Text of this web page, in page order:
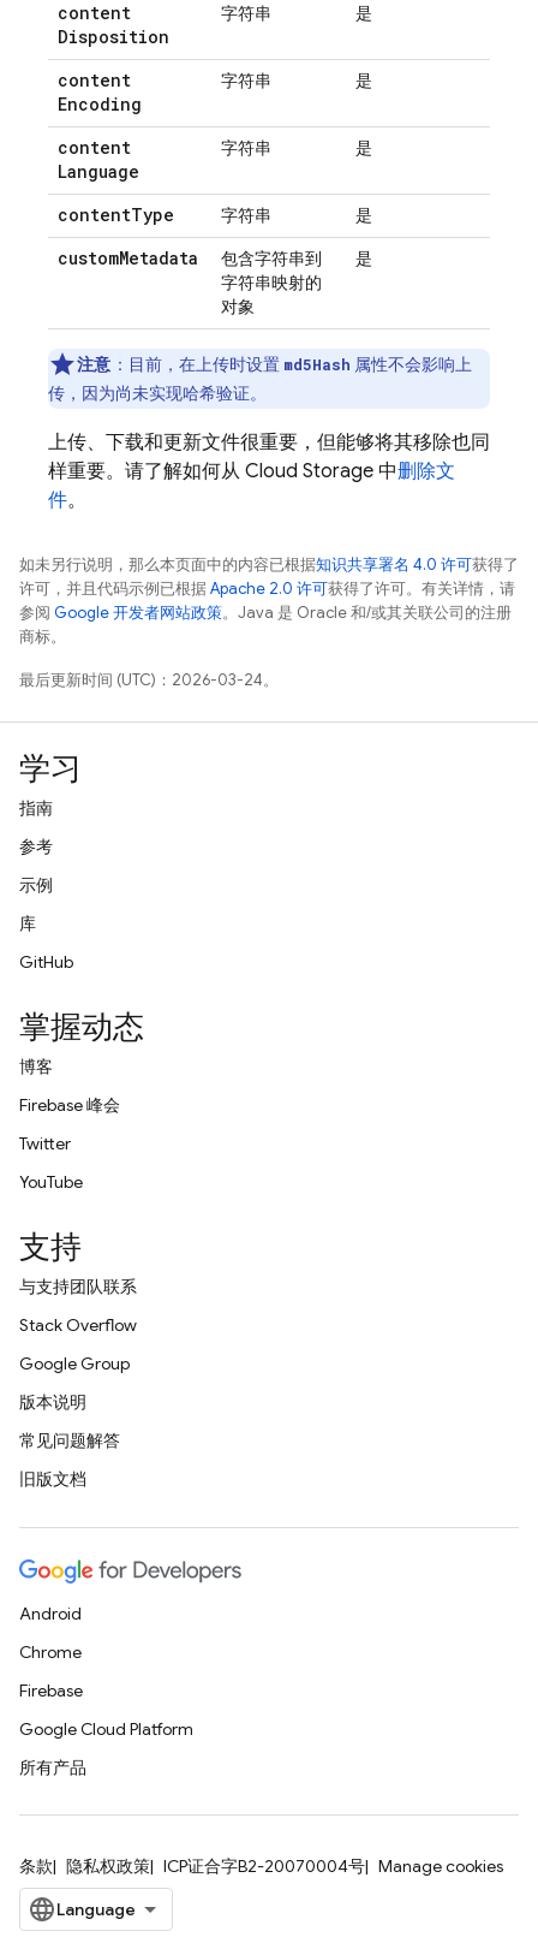
content
Disposition
字符串 是
content
Encoding
字符串 是
content
Language
字符串 是
contentType 字符串 是
customMetadata
包含字符串到
字符串映射的
对象
是
注意 ：目前，在上传时设置 md5Hash 属性不会影响上
传，因为尚未实现哈希验证。
上传、下载和更新文件很重要，但能够将其移除也同
样重要。请了解如何从 Cloud Storage 中删除文
件。
如未另行说明，那么本页面中的内容已根据知识共享署名 4.0 许可获得了
许可，并且代码示例已根据Apache 2.0 许可获得了许可。有关详情，请
参阅 Google 开发者网站政策。Java 是 Oracle 和/或其关联公司的注册
商标。
最后更新时间 (UTC)：2026-03-24。
学习
指南
参考
示例
库
GitHub
掌握动态
博客
Firebase 峰会
Twitter
YouTube
支持
与支持团队联系
Stack Overflow
Google Group
版本说明
常见问题解答
旧版文档
Android
Chrome
Firebase
Google Cloud Platform
所有产品
条款 隐私权政策 ICP证合字B2-20070004号 Manage cookies